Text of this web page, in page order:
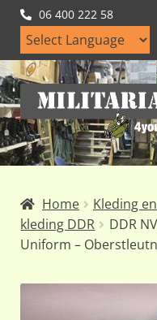
06 400 222 58
Ga
door
naar
navigatie
Ga
naar
de
inhoud
Home
Kleding
kleding DDR
DDR
Uniform –